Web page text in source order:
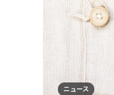
ニュース